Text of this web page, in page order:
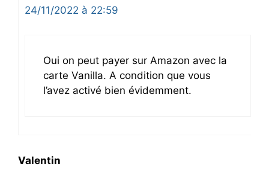
24/11/2022 à 22:59
Oui on peut payer sur Amazon avec la
carte Vanilla. A condition que vous
l’avez activé bien évidemment.
Valentin